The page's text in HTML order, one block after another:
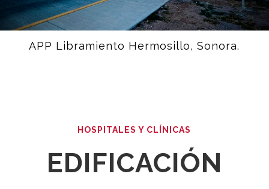
APP Libramiento Hermosillo, Sonora.
HOSPITALES Y CLÍNICAS
EDIFICACIÓN